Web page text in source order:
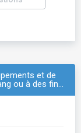
et de
ou à des fin…